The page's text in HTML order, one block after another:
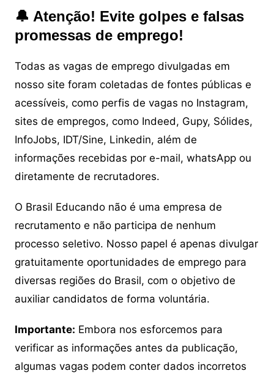
🔔 Atenção! Evite golpes e falsas
promessas de emprego!
Todas as vagas de emprego divulgadas em
nosso site foram coletadas de fontes públicas e
acessíveis, como perfis de vagas no Instagram,
sites de empregos, como Indeed, Gupy, Sólides,
InfoJobs, IDT/Sine, Linkedin, além de
informações recebidas por e-mail, whatsApp ou
diretamente de recrutadores.
O Brasil Educando não é uma empresa de
recrutamento e não participa de nenhum
processo seletivo. Nosso papel é apenas divulgar
gratuitamente oportunidades de emprego para
diversas regiões do Brasil, com o objetivo de
auxiliar candidatos de forma voluntária.
Importante: Embora nos esforcemos para
verificar as informações antes da publicação,
algumas vagas podem conter dados incorretos